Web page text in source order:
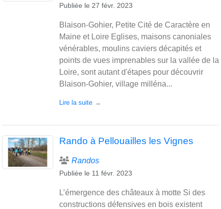
Publiée le 27 févr. 2023
Blaison-Gohier, Petite Cité de Caractère en
Maine et Loire Eglises, maisons canoniales
vénérables, moulins caviers décapités et
points de vues imprenables sur la vallée de la
Loire, sont autant d'étapes pour découvrir
Blaison-Gohier, village milléna...
Lire la suite
Rando à Pellouailles les Vignes
Randos
Publiée le 11 févr. 2023
L’émergence des châteaux à motte Si des
constructions défensives en bois existent